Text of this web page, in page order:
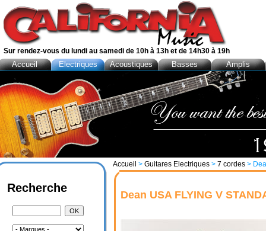
Accueil > Guitares Electriques > 7 cordes >
Dean USA FLYING V
Recherche
Sur rendez-vous du lundi au samedi de 10h à 13h et de 14h30 à 19h
Accueil Electriques Acoustiques Basses Amplis